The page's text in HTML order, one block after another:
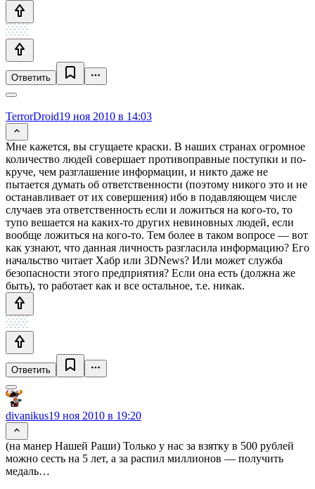
Ответить
TerrorDroid19 ноя 2010 в 14:03
Мне кажется, вы сгущаете краски. В наших странах огромное
количество людей совершает противоправные поступки и по-
круче, чем разглашение информации, и никто даже не
пытается думать об ответственности (поэтому никого это и не
останавливает от их совершения) ибо в подавляющем числе
случаев эта ответственность если и ложиться на кого-то, то
тупо вешается на каких-то других невиновных людей, если
вообще ложиться на кого-то. Тем более в таком вопросе — вот
как узнают, что данная личность разгласила информацию? Его
начальство читает Хабр или 3DNews? Или может служба
безопасности этого предприятия? Если она есть (должна же
быть), то работает как и все остальное, т.е. никак.
Ответить
divanikus19 ноя 2010 в 19:20
(на манер Нашей Раши) Только у нас за взятку в 500 рублей
можно сесть на 5 лет, а за распил миллионов — получить
медаль…